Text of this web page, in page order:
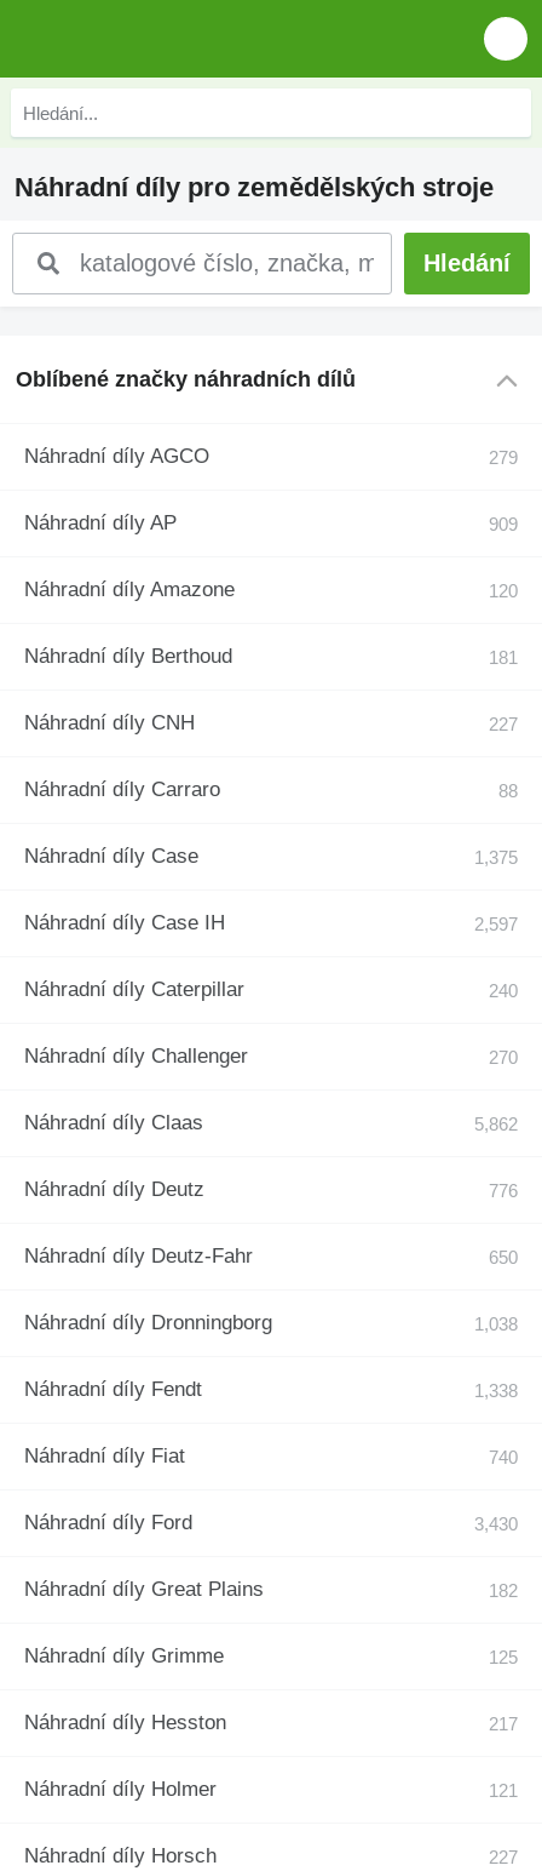
Náhradní díly pro zemědělských stroje
Oblíbené značky náhradních dílů
Náhradní díly AGCO
Náhradní díly AP
Náhradní díly Amazone
Náhradní díly Berthoud
Náhradní díly CNH
Náhradní díly Carraro
Náhradní díly Case
Náhradní díly Case IH
Náhradní díly Caterpillar
Náhradní díly Challenger
Náhradní díly Claas
Náhradní díly Deutz
Náhradní díly Deutz-Fahr
Náhradní díly Dronningborg
Náhradní díly Fendt
Náhradní díly Fiat
Náhradní díly Ford
Náhradní díly Great Plains
Náhradní díly Grimme
Náhradní díly Hesston
Náhradní díly Holmer
Náhradní díly Horsch